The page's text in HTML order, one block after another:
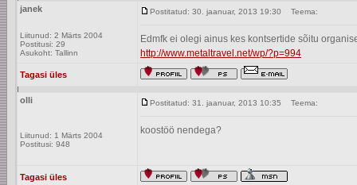
janek
Liitunud: 2 Märts 2004
Postitusi: 29
Asukoht: Tallinn
Postitatud: 30. jaanuar, 2013 19:30 Teema:
Edmfk ei olegi ainus kes kontsertide sõitu
http://www.metaltravel.net/wp/?p=994
Tagasi üles
olli
Liitunud: 1 Märts 2004
Postitusi: 948
Postitatud: 31. jaanuar, 2013 10:35 Teema:
koostöö nendega?
Tagasi üles